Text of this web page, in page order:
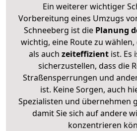
Ein weiterer wichtiger
Vorbereitung eines Umzugs
Schneeberg ist die Planung
wichtig, eine Route zu
als auch zeiteffizientist. Es
sicherzustellen, dass die
Straßensperrungen und
ist. Keine Sorgen, auch
Spezialisten und übernehmen
damit Sie sich auf andere
konzentrieren